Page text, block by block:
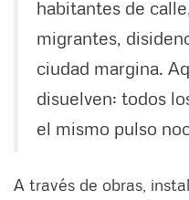
habitantes de
migrantes,
ciudad margina.
disuelven: todos
el mismo pulso
A través de obras,